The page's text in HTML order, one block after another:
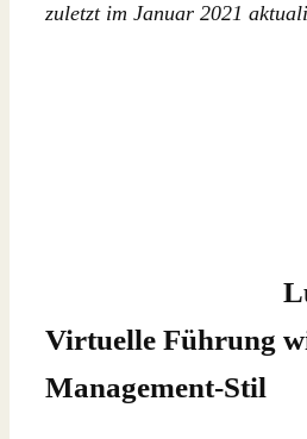
zuletzt im Januar 2021
Virtuelle Führung
Management-Stil